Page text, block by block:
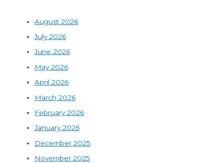
August 2026
July 2026
June 2026
May 2026
April 2026
March 2026
February 2026
January 2026
December 2025
November 2025